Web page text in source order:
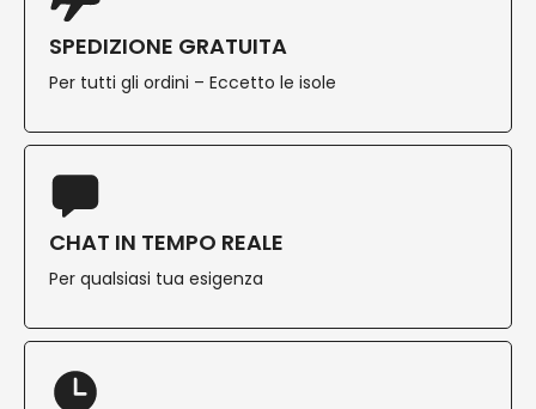
SPEDIZIONE GRATUITA
Per tutti gli ordini – Eccetto le isole
CHAT IN TEMPO REALE
Per qualsiasi tua esigenza